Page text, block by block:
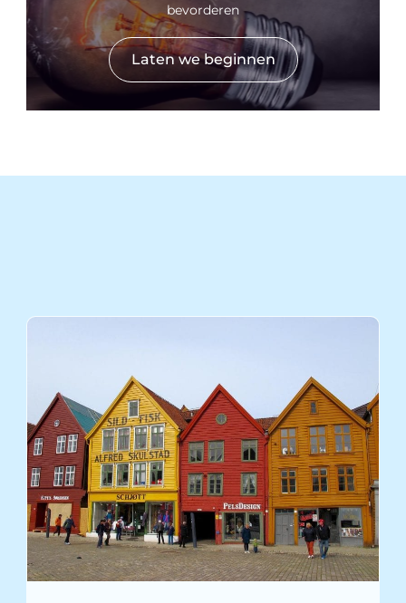
bevorderen
Laten we beginnen